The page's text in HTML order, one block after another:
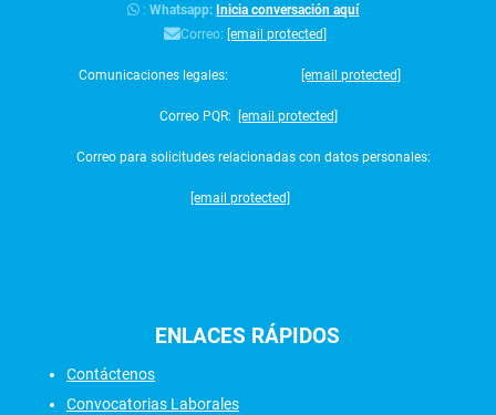
:Whatsapp:Inicia conversación aquí
Correo: [email protected]
Comunicaciones legales: [email protected]
Correo PQR: [email protected]
Correo para solicitudes relacionadas con datos personales:
[email protected]
ENLACES RÁPIDOS
Contáctenos
Convocatorias Laborales